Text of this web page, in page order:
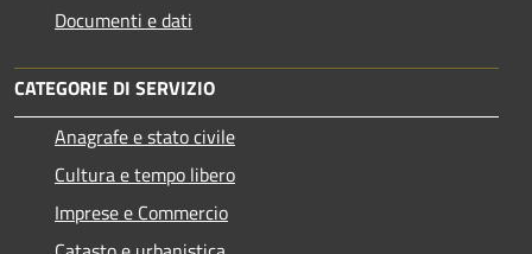
Documenti e dati
CATEGORIE DI SERVIZIO
Anagrafe e stato civile
Cultura e tempo libero
Imprese e Commercio